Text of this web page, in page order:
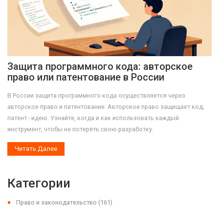
Защита программного кода: авторское
право или патентование в России
В России защита программного кода осуществляется через
авторское право и патентование. Авторское право защищает код,
патент - идею. Узнайте, когда и как использовать каждый
инструмент, чтобы не потерять свою разработку.
Читать Далее
Категории
Право и законодательство (161)